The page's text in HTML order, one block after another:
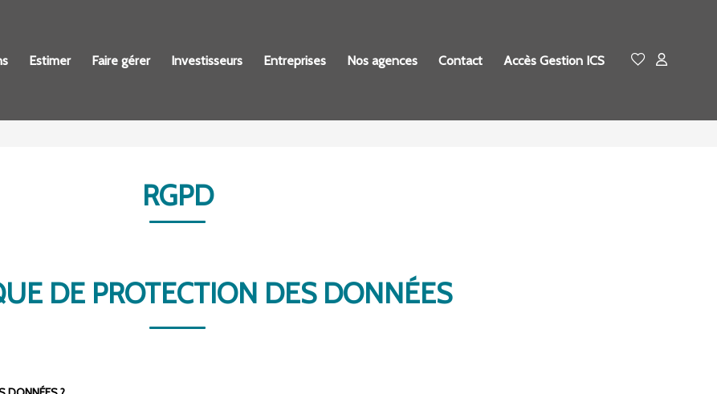
Estimer Faire gérer Investisseurs Entreprises Nos agences Contact Accès Gestion ICS
RGPD
DE PROTECTION DES DONNÉES